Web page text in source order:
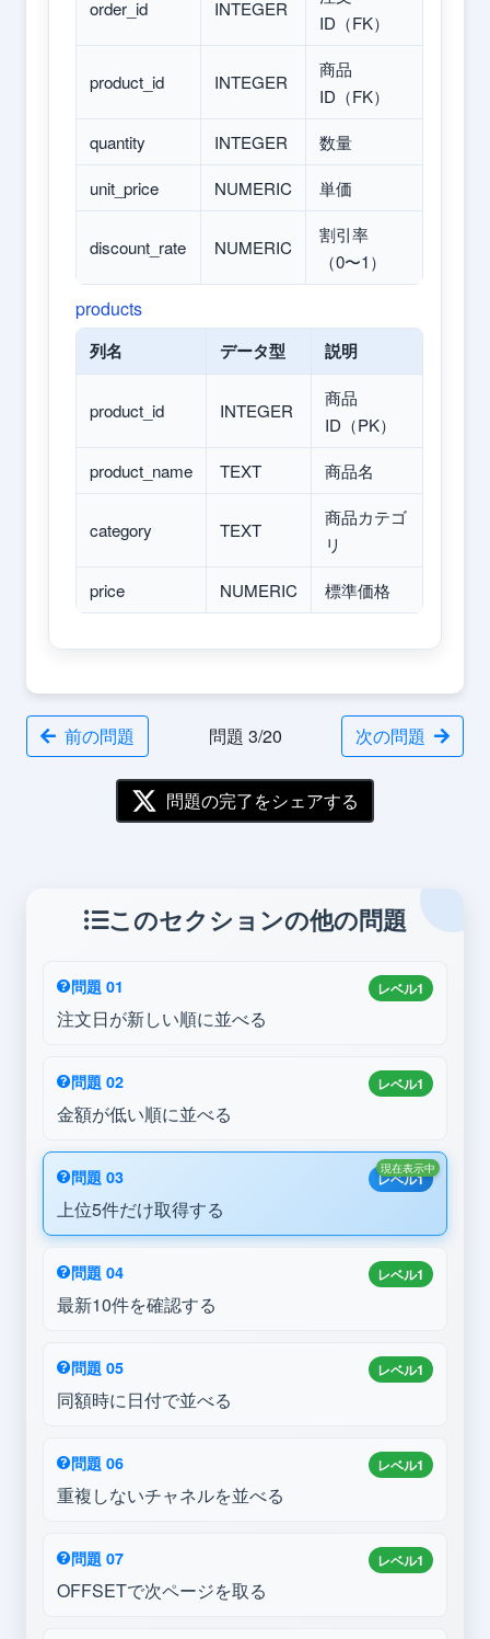
order_id INTEGER
ID（FK）
product_id INTEGER
商品
ID（FK）
quantity
INTEGER
数量
unit_price
NUMERIC 単価
discount_rate NUMERIC
割引率
（0〜1）
products
列名 データ型 説明
product_id INTEGER
商品
ID（PK）
product_name
TEXT 商品名
category TEXT
商品カテゴ
リ
price
NUMERIC 標準価格
前の問題 問題 3/20 次の問題
問題の完了をシェアする
このセクションの他の問題
レベル1
問題 01
注文日が新しい順に並べる
レベル1
問題 02
金額が低い順に並べる
レベル1
問題 03
上位5件だけ取得する
現在表示中
レベル1
問題 04
最新10件を確認する
レベル1
問題 05
同額時に日付で並べる
レベル1
問題 06
重複しないチャネルを並べる
レベル1
問題 07
OFFSETで次ページを取る